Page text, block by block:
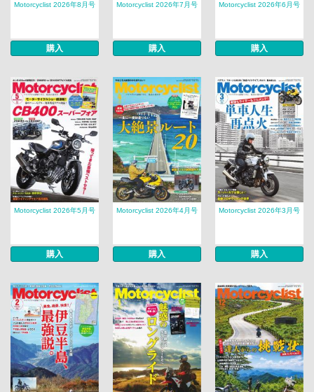
Motorcyclist 2026年8月号
購入
Motorcyclist 2026年7月号
購入
Motorcyclist 2026年6月号
購入
Motorcyclist 2026年5月号
購入
Motorcyclist 2026年4月号
購入
Motorcyclist 2026年3月号
購入